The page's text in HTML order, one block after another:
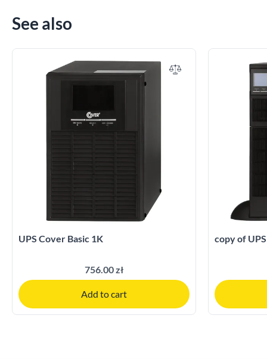
See also
UPS Cover Basic 1K
756.00 zł
Add to cart
copy of